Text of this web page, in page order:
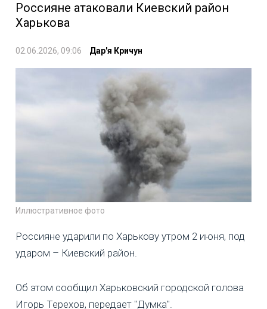
Россияне атаковали Киевский район
Харькова
02.06.2026, 09:06 Дар'я Кричун
Иллюстративное фото
Россияне ударили по Харькову утром 2 июня, под
ударом – Киевский район.
Об этом сообщил Харьковский городской голова
Игорь Терехов, передает "Думка".